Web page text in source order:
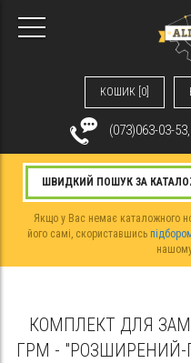
КОШИК [0]
(073)063-03-
Якщо у Вас немає каталожного
його самі, скориставшись
КОМПЛЕКТ ДЛЯ
ГРМ - "РОЗШИРЕНИЙ-